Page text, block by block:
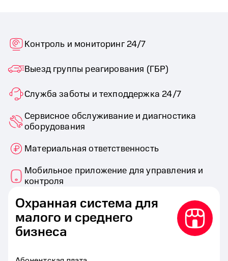
Охранная система для
малого и среднего
бизнеса
Контроль и мониторинг 24/7
Выезд группы реагирования (ГБР)
Служба заботы и техподдержка 24/7
Сервисное обслуживание и диагностика
оборудования
Материальная ответственность
Мобильное приложение для управления и
контроля